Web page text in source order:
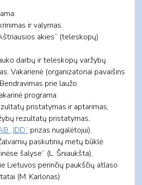
ir valymas.
akies“ (teleskopų)
darbų ir teleskopų varžybų
Vakarienė (organizatoriai pavaišins
prie laužo.
programa:
pristatymas ir aptarimas,
rezultatų pristatymas,
„IDD“ prizas nugalėtojui),
paskutinių metų būklė
šalyse” (L. Šniaukšta),
Lietuvos perinčių paukščių atlaso
(M. Karlonas)